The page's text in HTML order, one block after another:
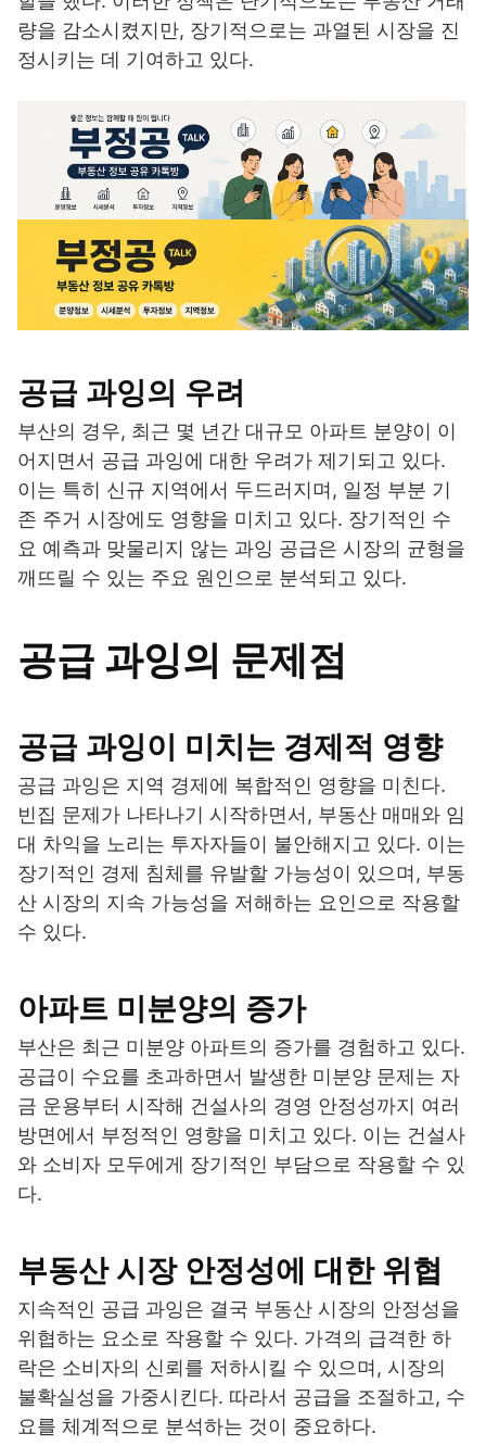
량을 감소시켰지만, 장기적으로는 과열된 시장을 진
정시키는 데 기여하고 있다.
공급 과잉의 우려
부산의 경우, 최근 몇 년간 대규모 아파트 분양이 이
어지면서 공급 과잉에 대한 우려가 제기되고 있다.
이는 특히 신규 지역에서 두드러지며, 일정 부분 기
존 주거 시장에도 영향을 미치고 있다. 장기적인 수
요 예측과 맞물리지 않는 과잉 공급은 시장의 균형을
깨뜨릴 수 있는 주요 원인으로 분석되고 있다.
공급 과잉의 문제점
공급 과잉이 미치는 경제적 영향
공급 과잉은 지역 경제에 복합적인 영향을 미친다.
빈집 문제가 나타나기 시작하면서, 부동산 매매와 임
대 차익을 노리는 투자자들이 불안해지고 있다. 이는
장기적인 경제 침체를 유발할 가능성이 있으며, 부동
산 시장의 지속 가능성을 저해하는 요인으로 작용할
수 있다.
아파트 미분양의 증가
부산은 최근 미분양 아파트의 증가를 경험하고 있다.
공급이 수요를 초과하면서 발생한 미분양 문제는 자
금 운용부터 시작해 건설사의 경영 안정성까지 여러
방면에서 부정적인 영향을 미치고 있다. 이는 건설사
와 소비자 모두에게 장기적인 부담으로 작용할 수 있
다.
부동산 시장 안정성에 대한 위협
지속적인 공급 과잉은 결국 부동산 시장의 안정성을
위협하는 요소로 작용할 수 있다. 가격의 급격한 하
락은 소비자의 신뢰를 저하시킬 수 있으며, 시장의
불확실성을 가중시킨다. 따라서 공급을 조절하고, 수
요를 체계적으로 분석하는 것이 중요하다.